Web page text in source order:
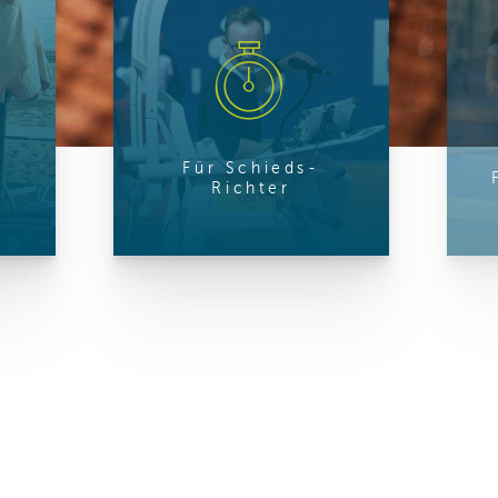
Daten
Für Schieds-
Richter